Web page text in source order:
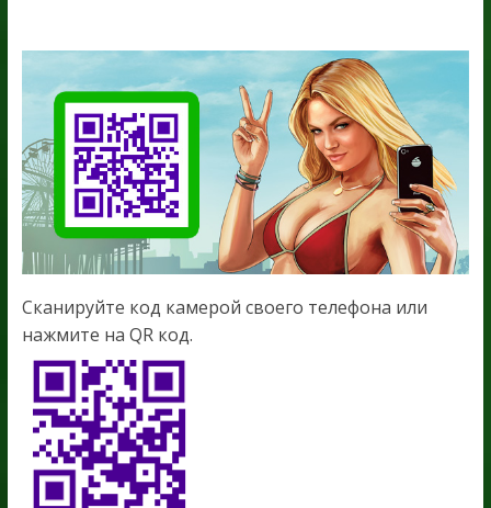
Сканируйте код камерой своего телефона или
нажмите на QR код.